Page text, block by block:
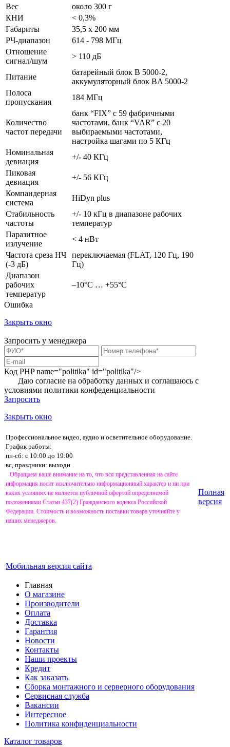
Вес
около 300 г
КНИ
< 0,3%
Габариты
35,5 х 200 мм
РЧ-диапазон
614 - 798 МГц
Отношение
сигнал/шум
> 110 дБ
Питание
батарейный блок B 5000-2,
аккумуляторный блок BA 5000-2
Полоса
пропускания
184 МГц
Количество
частот передачи
банк “FIX” с 59 фабричными
частотами, банк “VAR” с 20
выбираемыми частотами,
настройка шагами по 5 КГц
Номинальная
девиация
+/- 40 КГц
Пиковая
девиация
+/- 56 КГц
Компандерная
система
HiDyn plus
Стабильность
частоты
+/- 10 кГц в диапазоне рабочих
температур
Паразитное
излучение
< 4 нВт
Частота среза НЧ
(-3 дБ)
переключаемая (FLAT, 120 Гц, 190
Гц)
Диапазон
рабочих
температур
–10°C … +55°C
Ошибка
Закрыть окно
Запросить у менеджера
Код PHPname="politika" id="politika"/>
Даю согласие на обработку данных и соглашаюсь с
условиями политики конфеденциальности
Запросить
Закрыть окно
Профессиональное видео, аудио и осветительное оборудование.
График работы:
пн-сб: с 10:00 до 19:00
вс, праздники: выходн
Обращаем ваше внимание на то, что вся представленная на сайте
информация носит исключительно информационный характер и ни при
каких условиях не является публичной офертой определяемой
положениями Статьи 437(2) Гражданского кодекса Российской
Федерации. Стоимость и возможность поставки товара уточняйте у
наших менеджеров.
Мобильная версия сайта
Полная
версия
Главная
О магазине
Производители
Оплата
Доставка
Гарантия
Новости
Контакты
Наши проекты
Кредит
Как заказать
Сборка монтажного и серверного оборудования
Сервисная служба
Вакансии
Интересное
Политика конфиденциальности
Каталог товаров